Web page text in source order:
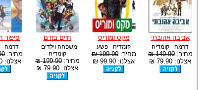
אביבה אהובתי
דרמה - קומדיה
מחיר:149.90 ₪
אצלנו: 79.90 ₪
מקס ומוריס
קומדיה - פשע
מחיר:199.90 ₪
אצלנו: 99.90 ₪
חיים בזרם
משפחה וילדים -
קומדיה
מחיר:199.90 ₪
אצלנו: 79.90 ₪
סיפור
דרמה -
מחיר:₪
אצלנו: 79.90 ₪